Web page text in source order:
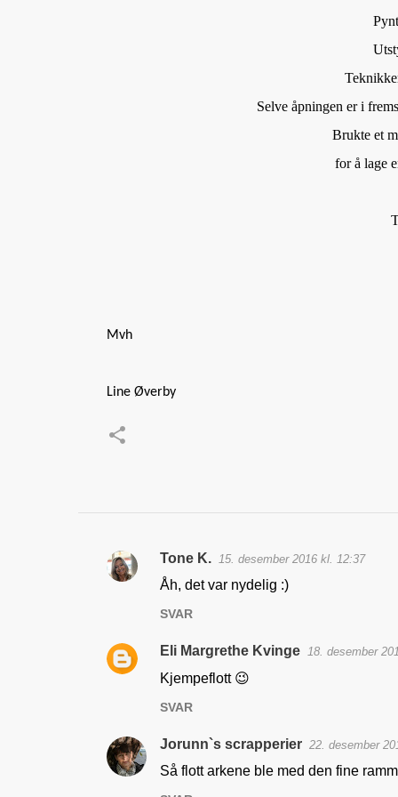
Selve åpningen er i
Brukte et
for å lage
Mvh
Line Øverby
K
m
e
a
r
Tone K. 15. desember 2016 kl. 12:37
Åh, det var nydelig :)
SVAR
Eli Margrethe Kvinge 18. desember
Kjempeflott 😉
SVAR
Jorunn`s scrapperier 22. desember
Så flott arkene ble med den fine